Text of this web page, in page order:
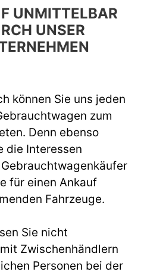
UNMITTELBAR
UNSER
können Sie uns jeden
zum
Denn ebenso
die Interessen
für einen Ankauf
Fahrzeuge.
Sie nicht
Zwischenhändlern
Personen bei der